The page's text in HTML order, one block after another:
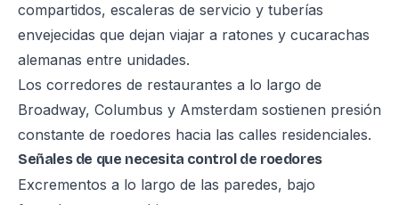
compartidos, escaleras de servicio y tuberías
envejecidas que dejan viajar a ratones y cucarachas
alemanas entre unidades.
Los corredores de restaurantes a lo largo de
Broadway, Columbus y Amsterdam sostienen presión
constante de roedores hacia las calles residenciales.
Señales de que necesita control de roedores
Excrementos a lo largo de las paredes, bajo